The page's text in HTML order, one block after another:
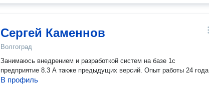
Сергей Каменнов
Волгоград
Занимаюсь внедрением и разработкой систем на базе 1с
предприятие 8.3 А также предыдущих версий. Опыт работы 24 года
В профиль